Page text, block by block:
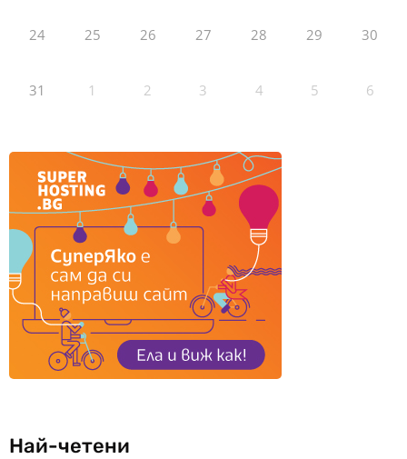
24 25 26 27 28 29 30
31 1 2 3 4 5 6
Най-четени